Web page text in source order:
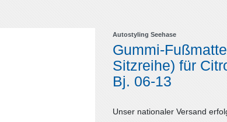
Autostyling Seehase
Gummi-
Sitzreihe) für
Bj. 06-13
Unser nationaler Versand